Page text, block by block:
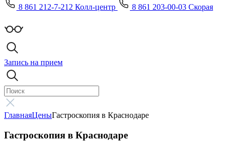
8 861 212-7-212 Колл-центр
8 861 203-00-03 Скорая
Запись на прием
ГлавнаяЦеныГастроскопия в Краснодаре
Гастроскопия в Краснодаре